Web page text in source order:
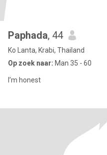
Paphada, 44
Ko Lanta, Krabi, Thailand
Op zoek naar: Man 35 - 60
I’m honest